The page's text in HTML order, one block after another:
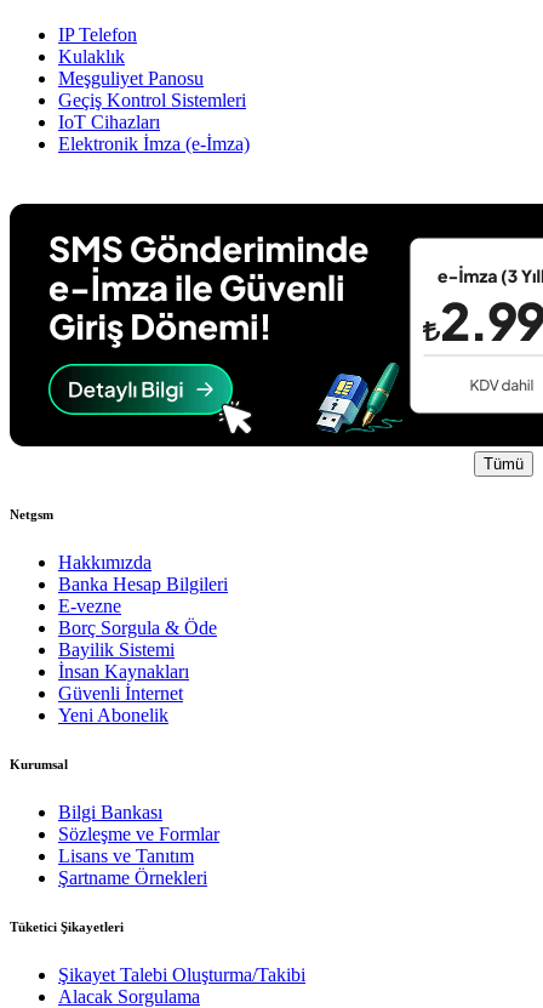
IP Telefon
Kulaklık
Meşguliyet Panosu
Geçiş Kontrol Sistemleri
IoT Cihazları
Elektronik İmza (e-İmza)
Tümü
Netgsm
Hakkımızda
Banka Hesap Bilgileri
E-vezne
Borç Sorgula & Öde
Bayilik Sistemi
İnsan Kaynakları
Güvenli İnternet
Yeni Abonelik
Kurumsal
Bilgi Bankası
Sözleşme ve Formlar
Lisans ve Tanıtım
Şartname Örnekleri
Tüketici Şikayetleri
Şikayet Talebi Oluşturma/Takibi
Alacak Sorgulama